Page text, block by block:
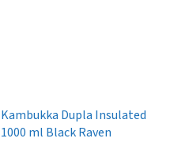
Kambukka Dupla Insulated
1000 ml Black Raven